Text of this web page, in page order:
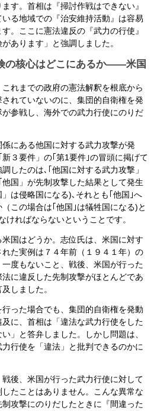
す。首相は『掃討作戦はできない』
る地域での『治安維持活動』は容易
。ここに憲法違反の『武力の行使』
あります」と強調しました。
の核心はどこにあるか――米国
れまでの政府の憲法解釈を根底から
れていないのに、集団的自衛権を発
参戦し、海外での武力行使にのりだ
にある他国に対する武力攻撃が発
３要件」の｢第1要件｣の冒頭に掲げて
したのは､｢他国に対する武力攻撃」
国」が先制攻撃した結果として発生
は侵略国になる)､それとも｢他国｣へ
この場合は｢他国｣は犠牲国になる)と
ければならないということです。
国はどうか。志位氏は、米国に対す
た実例は７４年前（１９４１年）の
度もないこと、戦後、米国が行った
に違反した先制攻撃がほとんどであ
しました。
った場合でも、集団的自衛権を発動
に、首相は「違法な武力行使をした
」と答弁しました。しかし問題は、
行使を「違法」と批判できるのかに
後、米国が行った武力行使に対して
たことはありません。こんな異常な
攻撃にのりだしたときに『間違った